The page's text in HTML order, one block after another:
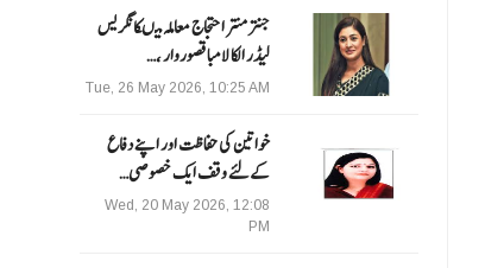
جنتر منتر احتجاج معاملہ میںکانگریس
لیڈر الکا لامبا قصوروار ،…
Tue, 26 May 2026, 10:25 AM
خواتین کی حفاظت اور اپنے دفاع
کےلئے وقف ایک خصوصی…
Wed, 20 May 2026, 12:08
PM